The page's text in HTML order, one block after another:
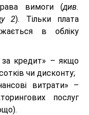
вимоги (див.
2). Тільки плата
в обліку
за кредит» – якщо
чи дисконту;
витрати» –
послуг